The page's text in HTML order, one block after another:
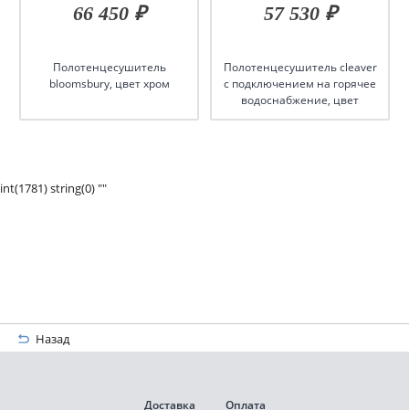
66 450 ₽
Полотенцесушитель
bloomsbury, цвет хром
57 530 ₽
Полотенцесушитель cleaver
с подключением на горячее
водоснабжение, цвет
никель
int(1781) string(0) ""
Назад
Доставка Оплата